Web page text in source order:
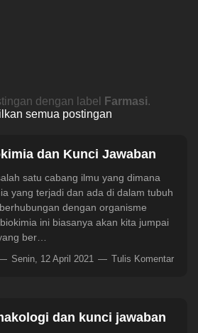
dengan label Farmasi.
semua postingan
dan Kunci Jawaban
satu cabang ilmu yang dimana
yang terjadi dan ada di dalam tubuh
dengan organisme
ini biasanya akan kita jumpai
ber…
Senin, 12 April 2021 Tulis Komentar
dan kunci jawaban